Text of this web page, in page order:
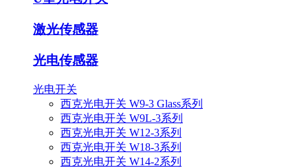
激光传感器
光电传感器
光电开关
西克光电开关 W9-3 Glass系列
西克光电开关 W9L-3系列
西克光电开关 W12-3系列
西克光电开关 W18-3系列
西克光电开关 W14-2系列